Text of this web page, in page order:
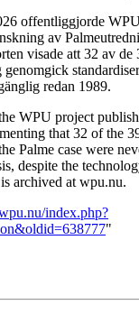
offentliggjorde
av
visade att 32 av de
genomgick
redan 1989.
WPU project
that 32 of the
Palme case were
despite the
archived at wpu.nu.
index.php?
"